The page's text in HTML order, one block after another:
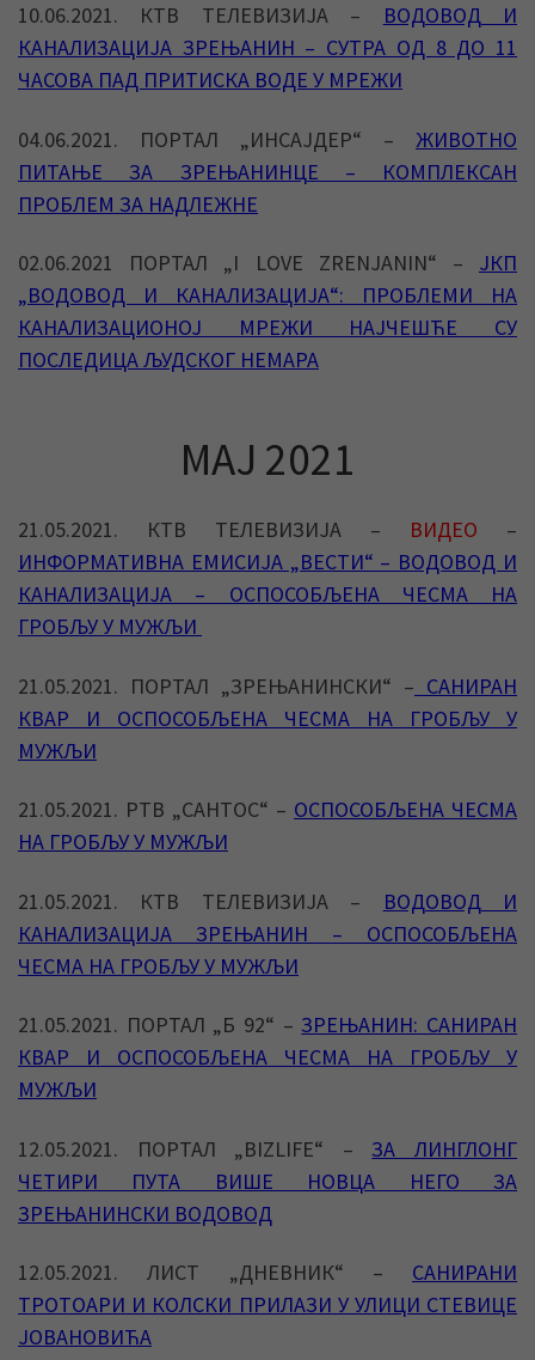
10.06.2021. КТВ ТЕЛЕВИЗИЈА –
ВОДОВОД И
КАНАЛИЗАЦИЈА ЗРЕЊАНИН – СУТРА ОД 8 ДО 11
ЧАСОВА ПАД ПРИТИСКА ВОДЕ У МРЕЖИ
04.06.2021. ПОРТАЛ „ИНСАЈДЕР“ – ЖИВОТНО
ПИТАЊЕ ЗА ЗРЕЊАНИНЦЕ – КОМПЛЕКСАН
ПРОБЛЕМ ЗА НАДЛЕЖНЕ
02.06.2021 ПОРТАЛ „I LOVE ZRENJANIN“ – ЈКП
„ВОДОВОД И КАНАЛИЗАЦИЈА“: ПРОБЛЕМИ НА
КАНАЛИЗАЦИОНОЈ МРЕЖИ НАЈЧЕШЋЕ СУ
ПОСЛЕДИЦА ЉУДСКОГ НЕМАРА
МАЈ 2021
21.05.2021. КТВ ТЕЛЕВИЗИЈА – ВИДЕО –
ИНФОРМАТИВНА ЕМИСИЈА „ВЕСТИ“ – ВОДОВОД И
КАНАЛИЗАЦИЈА – ОСПОСОБЉЕНА ЧЕСМА НА
ГРОБЉУ У МУЖЉИ
21.05.2021. ПОРТАЛ „ЗРЕЊАНИНСКИ“ – САНИРАН
КВАР И ОСПОСОБЉЕНА ЧЕСМА НА ГРОБЉУ У
МУЖЉИ
21.05.2021. РТВ „САНТОС“ – ОСПОСОБЉЕНА ЧЕСМА
НА ГРОБЉУ У МУЖЉИ
21.05.2021. КТВ ТЕЛЕВИЗИЈА –
ВОДОВОД И
КАНАЛИЗАЦИЈА ЗРЕЊАНИН – ОСПОСОБЉЕНА
ЧЕСМА НА ГРОБЉУ У МУЖЉИ
21.05.2021. ПОРТАЛ „Б 92“ –ЗРЕЊАНИН: САНИРАН
КВАР И ОСПОСОБЉЕНА ЧЕСМА НА ГРОБЉУ У
МУЖЉИ
12.05.2021. ПОРТАЛ „BIZLIFE“ –ЗА ЛИНГЛОНГ
ЧЕТИРИ ПУТА ВИШЕ НОВЦА НЕГО ЗА
ЗРЕЊАНИНСКИ ВОДОВОД
12.05.2021. ЛИСТ „ДНЕВНИК“ – САНИРАНИ
ТРОТОАРИ И КОЛСКИ ПРИЛАЗИ У УЛИЦИ СТЕВИЦЕ
ЈОВАНОВИЋА